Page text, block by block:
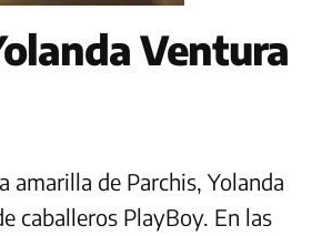
Ventura
amarilla de Parchis, Yolanda
caballeros PlayBoy. En las